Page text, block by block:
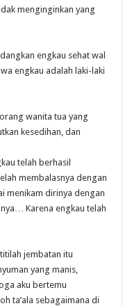
menginginkan yang
engkau sehat wal
engkau adalah laki-laki
wanita tua yang
kesedihan, dan
telah berhasil
membalasnya dengan
menikam dirinya dengan
Karena engkau telah
jembatan itu
yang manis,
aku bertemu
ta’ala sebagaimana di